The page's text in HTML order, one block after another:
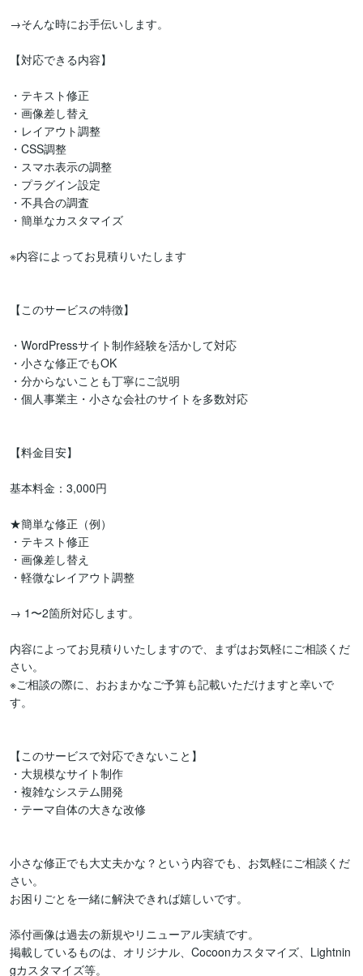
→そんな時にお手伝いします。
【対応できる内容】
・テキスト修正
・画像差し替え
・レイアウト調整
・CSS調整
・スマホ表示の調整
・プラグイン設定
・不具合の調査
・簡単なカスタマイズ
※内容によってお見積りいたします
【このサービスの特徴】
・WordPressサイト制作経験を活かして対応
・小さな修正でもOK
・分からないことも丁寧にご説明
・個人事業主・小さな会社のサイトを多数対応
【料金目安】
基本料金：3,000円
★簡単な修正（例）
・テキスト修正
・画像差し替え
・軽微なレイアウト調整
→ 1〜2箇所対応します。
内容によってお見積りいたしますので、まずはお気軽にご相談くだ
さい。
※ご相談の際に、おおまかなご予算も記載いただけますと幸いで
す。
【このサービスで対応できないこと】
・大規模なサイト制作
・複雑なシステム開発
・テーマ自体の大きな改修
小さな修正でも大丈夫かな？という内容でも、お気軽にご相談くだ
さい。
お困りごとを一緒に解決できれば嬉しいです。
添付画像は過去の新規やリニューアル実績です。
掲載しているものは、オリジナル、Cocoonカスタマイズ、Lightnin
gカスタマイズ等。